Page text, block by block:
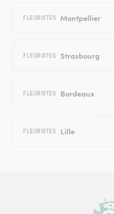
FLEURISTES Montpellier
FLEURISTES Strasbourg
FLEURISTES Bordeaux
FLEURISTES Lille